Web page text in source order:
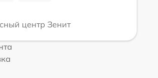
центр Зенит